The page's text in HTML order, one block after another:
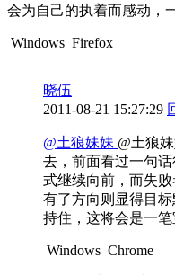
会为自己的执着而感动，
Windows Firefox
晓伍
2011-08-21 15:27:29
@土狼妹妹 @土狼
去，前面看过一句
式继续向前，而失
有了方向则显得目
持住，这将会是一笔
Windows Chrome